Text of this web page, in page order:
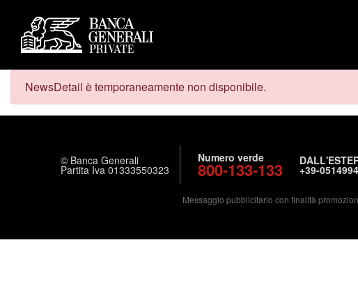
NewsDetail è temporaneamente non disponibile.
© Banca Generali
Partita Iva 01333550323
Numero verde
800-133-133 +39-
Messaggio pubblicitario con finalità